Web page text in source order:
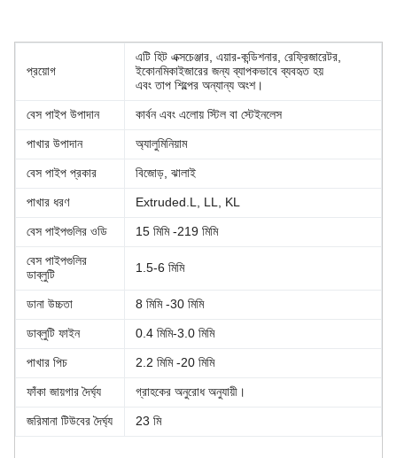
প্রয়োগ
এটি হিট এক্সচেঞ্জার, এয়ার-কন্ডিশনার, রেফ্রিজারেটর,
ইকোনমিকাইজারের জন্য ব্যাপকভাবে ব্যবহৃত হয়
এবং তাপ শিল্পের অন্যান্য অংশ।
বেস পাইপ উপাদান কার্বন এবং এলোয় স্টিল বা স্টেইনলেস
পাখার উপাদান অ্যালুমিনিয়াম
বেস পাইপ প্রকার বিজোড়, ঝালাই
পাখার ধরণ Extruded.L, LL, KL
বেস পাইপগুলির ওডি 15 মিমি -219 মিমি
বেস পাইপগুলির
ডাব্লুটি
1.5-6 মিমি
ডানা উচ্চতা 8 মিমি -30 মিমি
ডাব্লুটি ফাইন 0.4 মিমি-3.0 মিমি
পাখার পিচ 2.2 মিমি -20 মিমি
ফাঁকা জায়গার দৈর্ঘ্য গ্রাহকের অনুরোধ অনুযায়ী।
জরিমানা টিউবের দৈর্ঘ্য 23 মি